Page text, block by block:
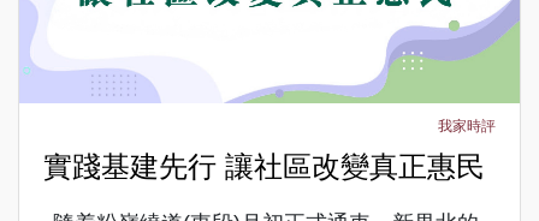
我家時評
實踐基建先行 讓社區改變真正惠民